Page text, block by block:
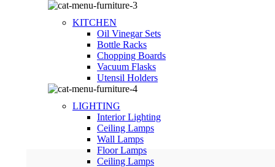
KITCHEN
Oil Vinegar Sets
Bottle Racks
Chopping Boards
Vacuum Flasks
Utensil Holders
LIGHTING
Interior Lighting
Ceiling Lamps
Wall Lamps
Floor Lamps
Ceiling Lamps